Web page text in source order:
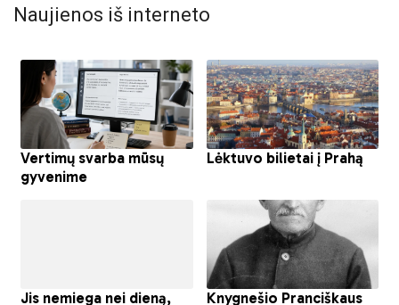
Naujienos iš interneto